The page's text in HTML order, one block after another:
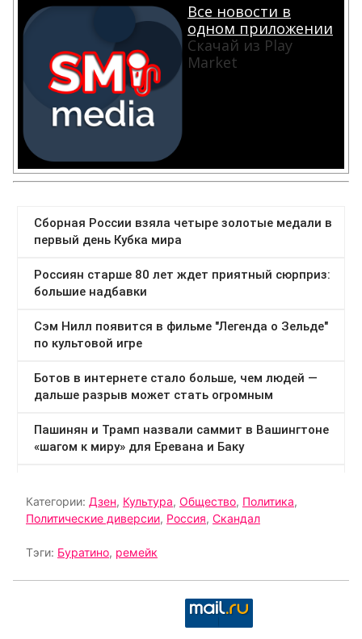
Все новости в
одном приложении
Скачай из Play
Market
Категории: Дзен, Культура, Общество, Политика,
Политические диверсии, Россия, Скандал
Тэги: Буратино, ремейк